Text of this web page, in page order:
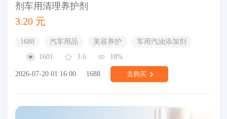
剂车用清理养护剂
3.20 元
1688 汽车用品 美容养护
车用汽油添加剂
1601
3.6 18%
2026-07-20 01:16:00 1688 去购买